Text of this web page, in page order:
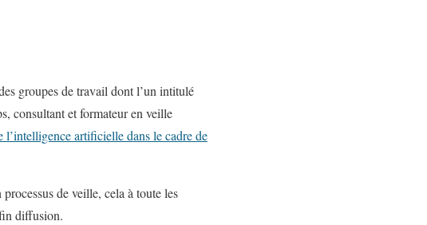
groupes de travail dont l’un intitulé
consultant et formateur en veille
l’intelligence artificielle dans le cadre de
de veille, cela à toute les
diffusion.